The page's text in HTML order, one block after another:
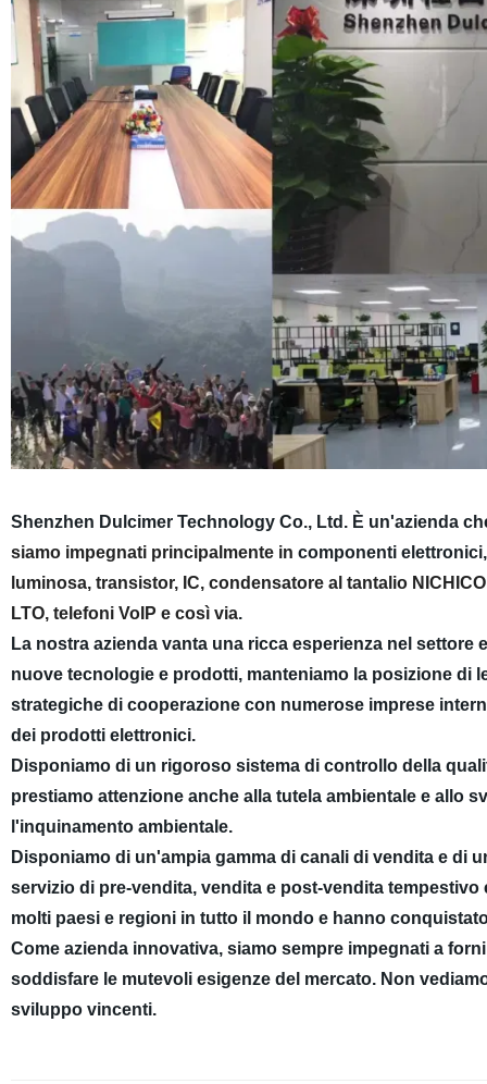
Shenzhen Dulcimer Technology Co., Ltd. È un'azienda
siamo impegnati principalmente in componenti elettronici,
luminosa, transistor, IC, condensatore al tantalio
LTO, telefoni VoIP e così via.
La nostra azienda vanta una ricca esperienza nel
nuove tecnologie e prodotti, manteniamo la posizione di
strategiche di cooperazione con numerose imprese
dei prodotti elettronici.
Disponiamo di un rigoroso sistema di controllo della
prestiamo attenzione anche alla tutela ambientale e allo
l'inquinamento ambientale.
Disponiamo di un'ampia gamma di canali di vendita e di
servizio di pre-vendita, vendita e post-vendita
molti paesi e regioni in tutto il mondo e hanno
Come azienda innovativa, siamo sempre impegnati a
soddisfare le mutevoli esigenze del mercato. Non
sviluppo vincenti.